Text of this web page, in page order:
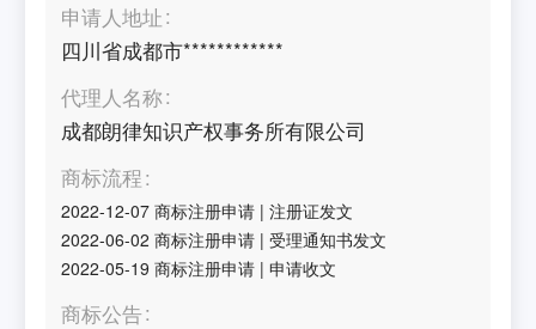
申请人地址
四川省成都市************
代理人名称
成都朗律知识产权事务所有限公司
商标流程
2022-12-07 商标注册申请 |注册证发文
2022-06-02 商标注册申请 |受理通知书发文
2022-05-19 商标注册申请 |申请收文
商标公告